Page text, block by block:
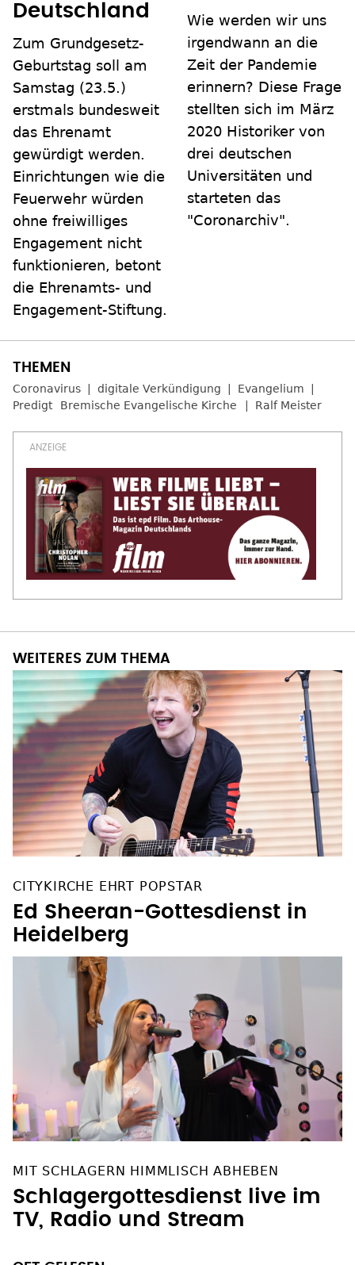
Deutschland
Zum Grundgesetz-
Geburtstag soll am
Samstag (23.5.)
erstmals bundesweit
das Ehrenamt
gewürdigt werden.
Einrichtungen wie die
Feuerwehr würden
ohne freiwilliges
Engagement nicht
funktionieren, betont
die Ehrenamts- und
Engagement-Stiftung.
Wie werden wir uns
irgendwann an die
Zeit der Pandemie
erinnern? Diese Frage
stellten sich im März
2020 Historiker von
drei deutschen
Universitäten und
starteten das
"Coronarchiv".
Coronavirus digitale Verkündigung
Evangelium
Predigt
Bremische Evangelische Kirche Ralf Meister
Ed Sheeran-Gottesdienst in
Heidelberg
Schlagergottesdienst live im
TV, Radio und Stream